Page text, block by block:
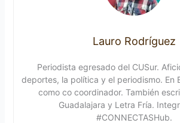
Lauro Rodríguez
Periodista egresado del CUSur.
deportes, la política y el periodismo. En
como co coordinador. También
Guadalajara y Letra Fría.
#CONNECTASHub.